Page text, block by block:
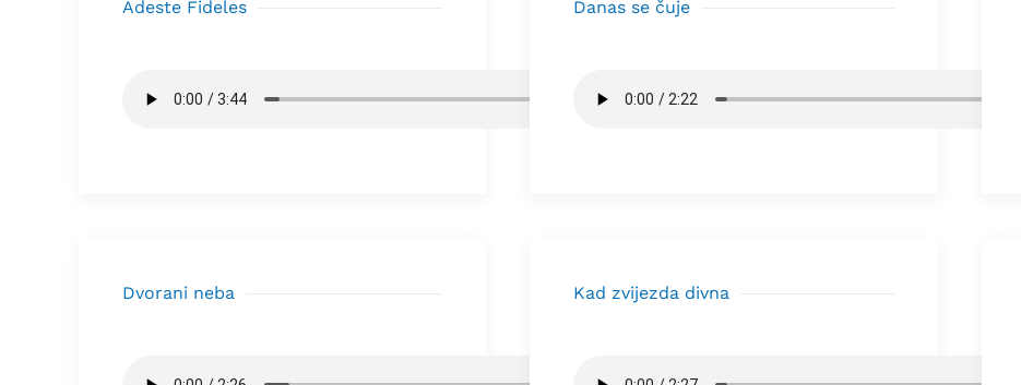
Adeste Fideles Danas se čuje
Dvorani neba Kad zvijezda divna